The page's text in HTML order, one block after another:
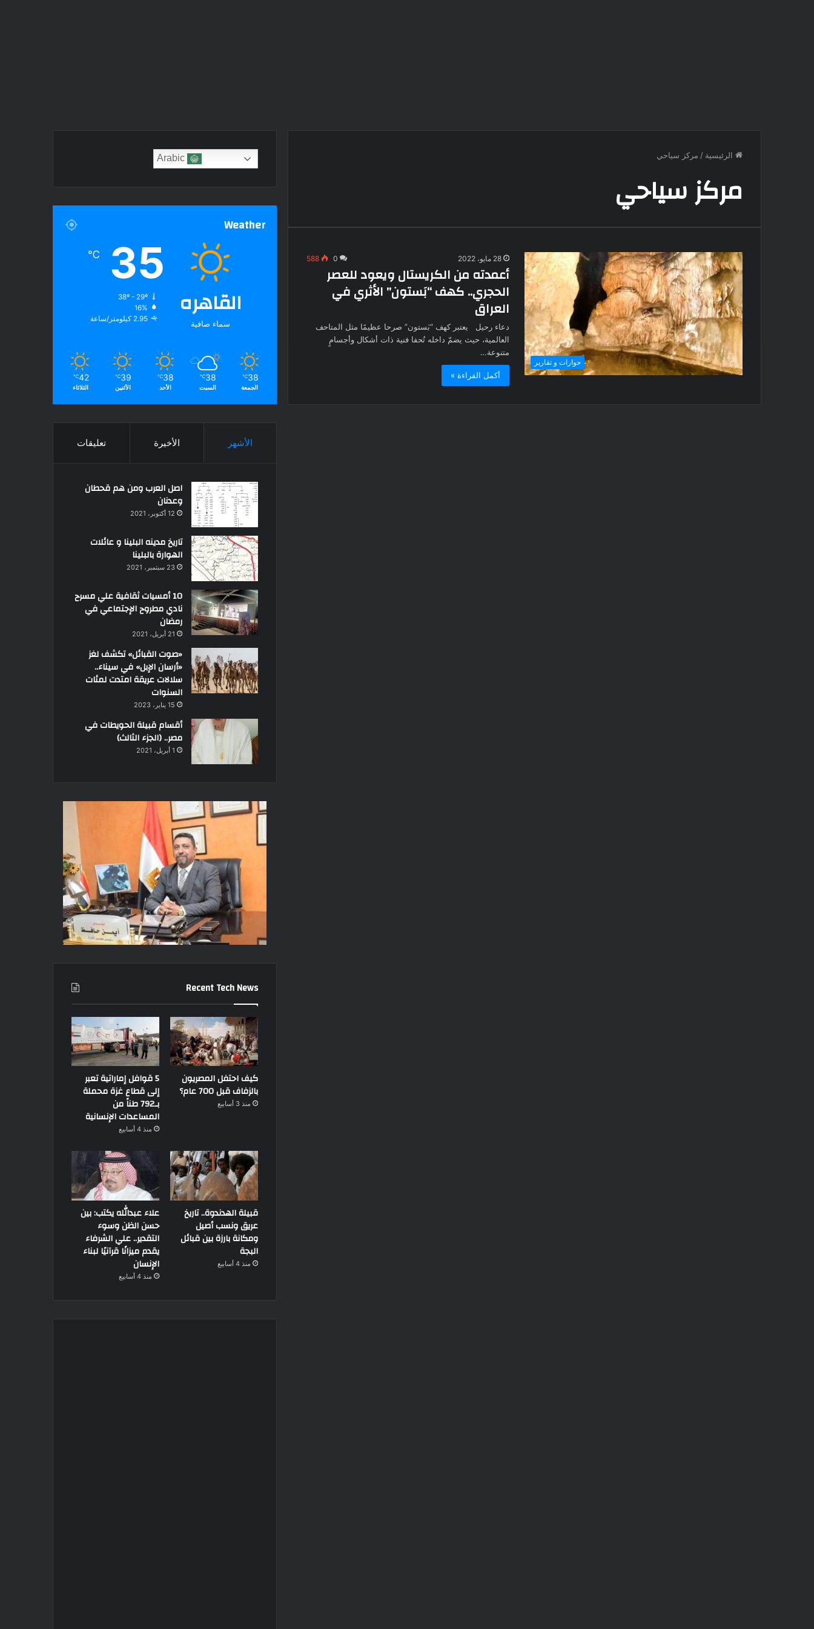
الرئيسية / مركز سياحي
مركز سياحي
حوارات و تقارير
28 مايو، 2022 0
588
أعمدته من الكريستال ويعود للعصر
الحجري.. كهف “بَستون” الأثري في
العراق
دعاء رحيل يعتبر كهف “بَستون” صرحا عظيمًا مثل المتاحف
العالمية، حيث يضمّ داخله تُحفا فنية ذات أشكال وأجسامٍ
متنوعة…
أكمل القراءة »
Arabic
Weather
القاهره
سماء صافية
35
℃
38º - 29º
16%
2.95 كيلومتر/ساعة
38
℃
الجمعة
38
℃
السبت
38
℃
الأحد
39
℃
الأثنين
42
℃
الثلاثاء
الأشهر الأخيرة تعليقات
اصل العرب ومن هم قحطان
وعدنان
12 أكتوبر، 2021
تاريخ مدينه البلينا و عائلات
الهوارة بالبلينا
23 سبتمبر، 2021
10 أمسيات ثقافية علي مسرح
نادي مطروح الإجتماعي في
رمضان
21 أبريل، 2021
«صوت القبائل» تكشف لغز
«أرسان الإبل» في سيناء..
سلالات عريقة امتدت لمئات
السنوات
15 يناير، 2023
أقسام قبيلة الحويطات في
مصر.. (الجزء الثالث)
1 أبريل، 2021
Recent Tech News
كيف احتفل المصريون
بالزفاف قبل 700 عام؟
منذ 3 أسابيع
5 قوافل إماراتية تعبر
إلى قطاع غزة محملة
بـ792 طناً من
المساعدات الإنسانية
منذ 4 أسابيع
قبيلة الهدندوة.. تاريخ
عريق ونسب أصيل
ومكانة بارزة بين قبائل
البجة
منذ 4 أسابيع
علاء عبدالله يكتب: بين
حسن الظن وسوء
التقدير.. علي الشرفاء
يقدم ميزانًا قرآنيًا لبناء
الإنسان
منذ 4 أسابيع